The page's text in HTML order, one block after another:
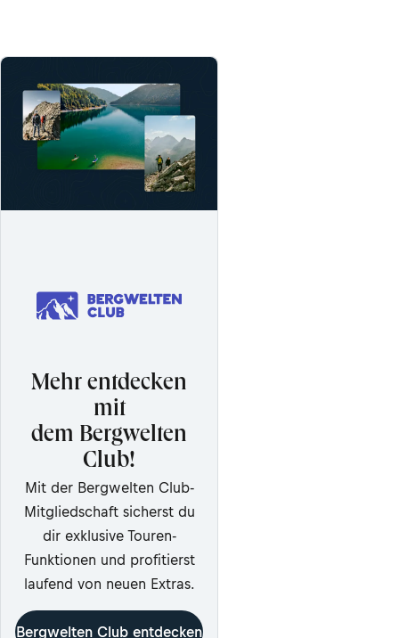
Mehr entdecken
mit
dem Bergwelten
Club!
Mit der Bergwelten Club-
Mitgliedschaft sicherst du
dir exklusive Touren-
Funktionen und profitierst
laufend von neuen Extras.
Bergwelten Club entdecken